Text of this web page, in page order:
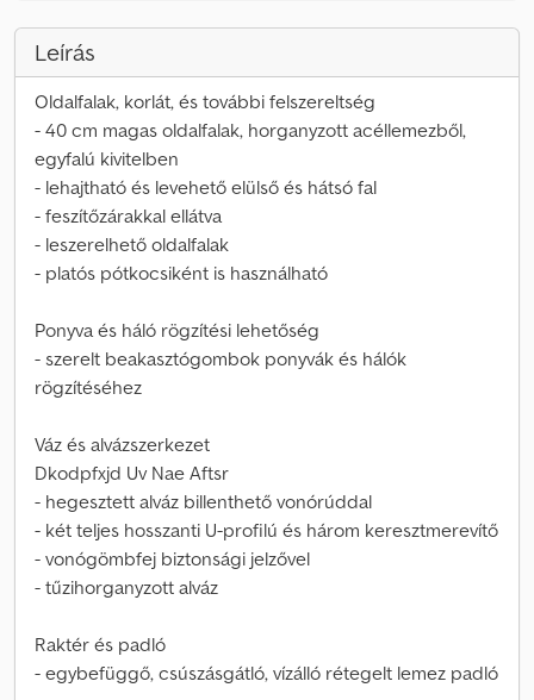
Leírás
Oldalfalak, korlát, és további felszereltség
- 40 cm magas oldalfalak, horganyzott acéllemezből,
egyfalú kivitelben
- lehajtható és levehető elülső és hátsó fal
- feszítőzárakkal ellátva
- leszerelhető oldalfalak
- platós pótkocsiként is használható
Ponyva és háló rögzítési lehetőség
- szerelt beakasztógombok ponyvák és hálók
rögzítéséhez
Váz és alvázszerkezet
Dkodpfxjd Uv Nae Aftsr
- hegesztett alváz billenthető vonórúddal
- két teljes hosszanti U-profilú és három keresztmerevítő
- vonógömbfej biztonsági jelzővel
- tűzihorganyzott alváz
Raktér és padló
- egybefüggő, csúszásgátló, vízálló rétegelt lemez padló